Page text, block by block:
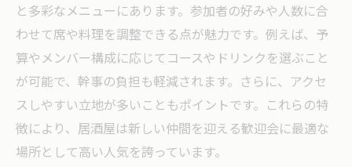
と多彩なメニューにあります。参加者の好みや人数に合
わせて席や料理を調整できる点が魅力です。例えば、予
算やメンバー構成に応じてコースやドリンクを選ぶこと
が可能で、幹事の負担も軽減されます。さらに、アクセ
スしやすい立地が多いこともポイントです。これらの特
徴により、居酒屋は新しい仲間を迎える歓迎会に最適な
場所として高い人気を誇っています。